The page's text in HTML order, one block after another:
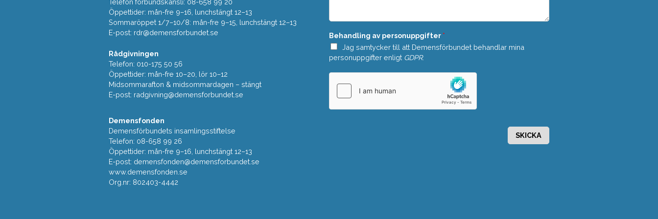
Telefon förbundskansli: 08-658 99 20
Öppettider: mån-fre 9–16, lunchstängt 12–13
Sommaröppet 1/7–10/8: mån-fre 9–15, lunchstängt 12–13
E-post: rdr@demensforbundet.se
Rådgivningen
Telefon: 010-175 50 56
Öppettider: mån-fre 10–20, lör 10–12
Midsommarafton & midsommardagen – stängt
E-post: radgivning@demensforbundet.se
Demensfonden
Demensförbundets insamlingsstiftelse
Telefon: 08-658 99 26
Öppettider: mån-fre 9–16, lunchstängt 12–13
E-post: demensfonden@demensforbundet.se
www.demensfonden.se
Org.nr: 802403-4442
a
d
e
*
Behandling av personuppgifter *
Jag samtycker till att Demensförbundet behandlar mina
personuppgifter enligt GDPR.
SKICKA